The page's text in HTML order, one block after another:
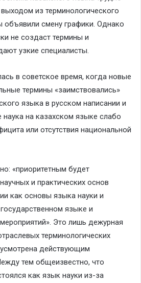
из терминологического
объявили смену графики. Однако
не создаст термины и
узкие специалисты.
в советское время, когда новые
термины «заимствовались»
языка в русском написании и
наука на казахском языке слабо
или отсутствия национальной
«приоритетным будет
и практических основ
как основы языка науки и
языке и
Это лишь дежурная
терминологических
действующим
тем общеизвестно, что
как язык науки из-за